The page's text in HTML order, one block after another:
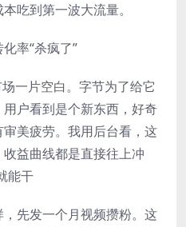
吃到第一波大流量。
率“杀疯了”
一片空白。字节为了给它
户看到是个新东西，好奇
美疲劳。我用后台看，这
益曲线都是直接往上冲
能干
先发一个月视频攒粉。这